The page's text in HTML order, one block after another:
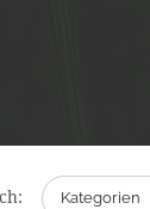
Kategorien